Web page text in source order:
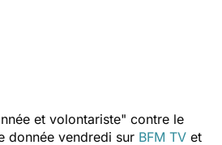
et volontariste" contre le
donnée vendredi sur BFM TV et